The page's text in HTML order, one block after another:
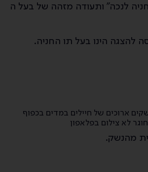
לנכה" ותעודה מזהה של בעל ה
להצגה הינו בעל תו החניה.
ארוכים של חיילים במדים בכפוף
לא צילום בפלאפון
מהנשק.